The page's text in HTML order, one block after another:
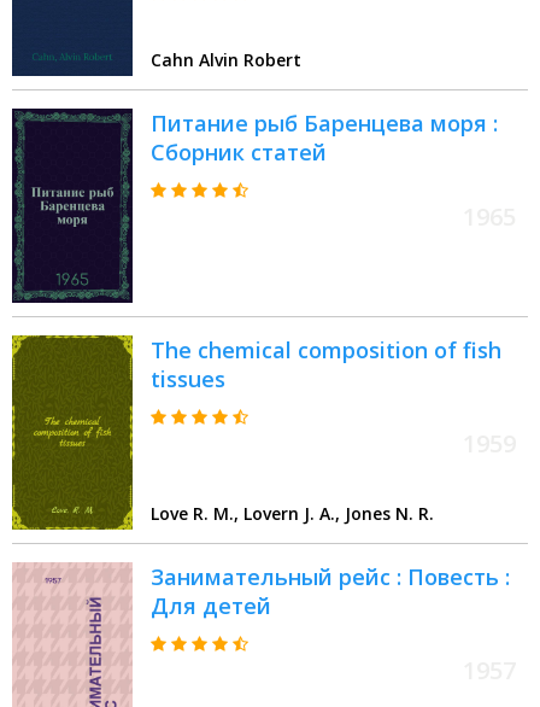
Cahn Alvin Robert
Питание рыб Баренцева моря :
Сборник статей
The chemical composition of fish
tissues
Love R. M., Lovern J. A., Jones N. R.
Занимательный рейс : Повесть :
Для детей